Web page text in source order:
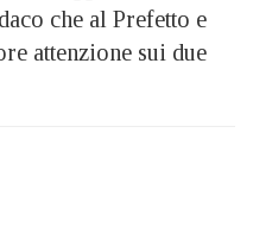
che al Prefetto e
attenzione sui due